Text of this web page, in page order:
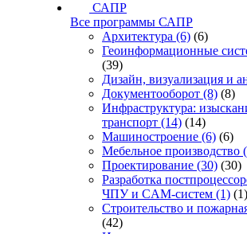
САПР
Все программы САПР
Архитектура (6) (6)
Геоинформационные
(39)
Дизайн, визуализация и
Документооборот (8) (8)
Инфраструктура:
транспорт (14) (14)
Машиностроение (6) (6)
Мебельное производство
Проектирование (30) (30)
Разработка
ЧПУ и CAM-систем (1) (1)
Строительство и
(42)